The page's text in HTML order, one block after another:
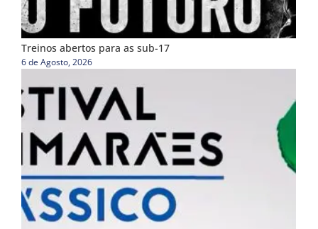
Treinos abertos para as sub-17
6 de Agosto, 2026